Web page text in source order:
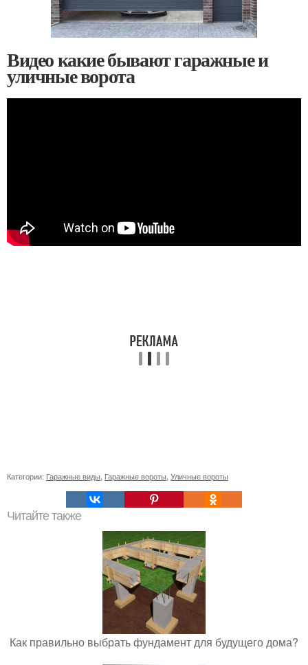
Видео какие бывают гаражные и
уличные ворота
Категории: Гаражные виды Гаражные вороты Уличные вороты
Читайте также
Как правильно выбрать фундамент для будущего дома?